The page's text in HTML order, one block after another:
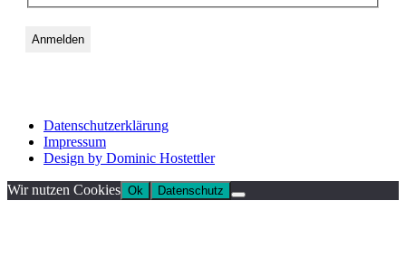
Datenschutzerklärung
Impressum
Design by Dominic Hostettler
Wir nutzen Cookies Ok Datenschutz